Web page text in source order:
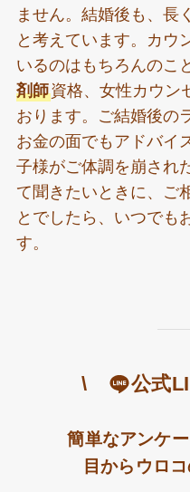
ません。結婚後も、長
と考えています。カウ
いるのはもちろんのこ
剤師資格、女性カウン
おります。ご結婚後の
お金の面でもアドバイ
子様がご体調を崩され
て聞きたいときに、ご
とでしたら、いつでも
す。
\ 公式
簡単なアンケ
目からウロ